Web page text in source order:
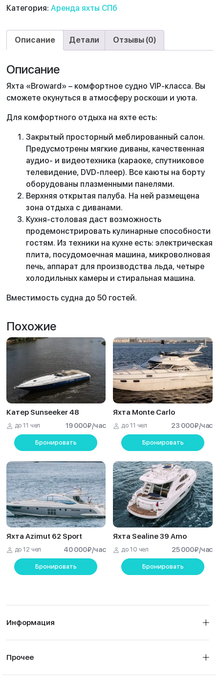
Категория: Аренда яхты СПб
Описание Детали Отзывы (0)
Описание
Яхта «Broward» – комфортное судно VIP-класса. Вы
сможете окунуться в атмосферу роскоши и уюта.
Для комфортного отдыха на яхте есть:
Закрытый просторный меблированный салон.
Предусмотрены мягкие диваны, качественная
аудио- и видеотехника (караоке, спутниковое
телевидение, DVD-плеер). Все каюты на борту
оборудованы плазменными панелями.
Верхняя открытая палуба. На ней размещена
зона отдыха с диванами.
Кухня-столовая даст возможность
продемонстрировать кулинарные способности
гостям. Из техники на кухне есть: электрическая
плита, посудомоечная машина, микроволновая
печь, аппарат для производства льда, четыре
холодильных камеры и стиральная машина.
Вместимость судна до 50 гостей.
Похожие
Катер Sunseeker 48
до 11 чел 19 000₽/час
Бронировать
Яхта Monte Carlo
до 11 чел 23 000₽/час
Бронировать
Яхта Azimut 62 Sport
до 12 чел 40 000₽/час
Бронировать
Яхта Sealine 39 Amo
до 10 чел 25 000₽/час
Бронировать
Информация
Прочее